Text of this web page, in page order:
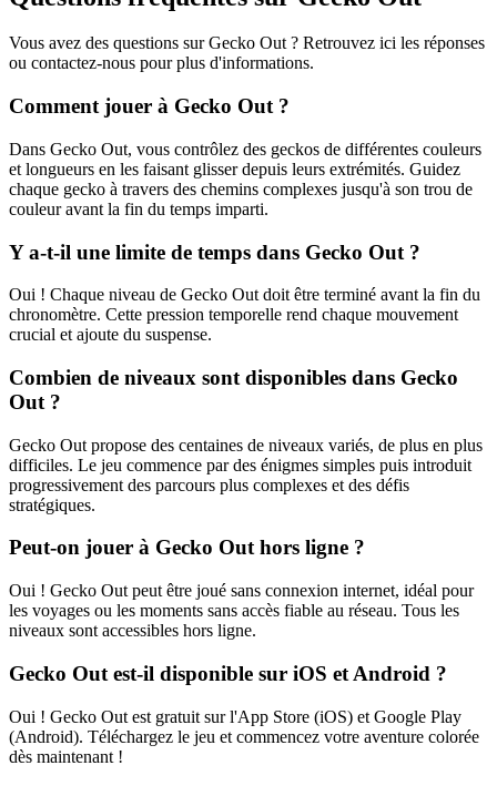
Vous avez des questions sur Gecko Out ? Retrouvez ici les réponses
ou contactez-nous pour plus d'informations.
Comment jouer à Gecko Out ?
Dans Gecko Out, vous contrôlez des geckos de différentes couleurs
et longueurs en les faisant glisser depuis leurs extrémités. Guidez
chaque gecko à travers des chemins complexes jusqu'à son trou de
couleur avant la fin du temps imparti.
Y a-t-il une limite de temps dans Gecko Out ?
Oui ! Chaque niveau de Gecko Out doit être terminé avant la fin du
chronomètre. Cette pression temporelle rend chaque mouvement
crucial et ajoute du suspense.
Combien de niveaux sont disponibles dans Gecko
Out ?
Gecko Out propose des centaines de niveaux variés, de plus en plus
difficiles. Le jeu commence par des énigmes simples puis introduit
progressivement des parcours plus complexes et des défis
stratégiques.
Peut-on jouer à Gecko Out hors ligne ?
Oui ! Gecko Out peut être joué sans connexion internet, idéal pour
les voyages ou les moments sans accès fiable au réseau. Tous les
niveaux sont accessibles hors ligne.
Gecko Out est-il disponible sur iOS et Android ?
Oui ! Gecko Out est gratuit sur l'App Store (iOS) et Google Play
(Android). Téléchargez le jeu et commencez votre aventure colorée
dès maintenant !